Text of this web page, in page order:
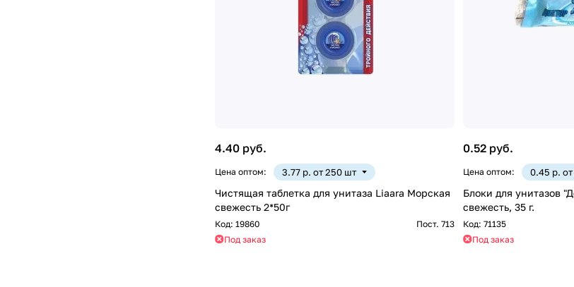
4.40 руб.
Цена оптом: 3.77 р. от 250 шт
Чистящая таблетка для унитаза Liaara Морская
свежесть 2*50г
Код: 19860
Пост. 713
Под заказ
0.52 руб.
Цена оптом: 0.45 р.
Блоки для унитазов
свежесть, 35 г.
Код: 71135
Под заказ